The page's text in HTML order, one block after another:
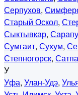
Серпухов,
Старый Оскол,
Сыктывкар,
Сумгаит, Сухум,
Степногорск,
У
Уфа, Улан-Удэ,